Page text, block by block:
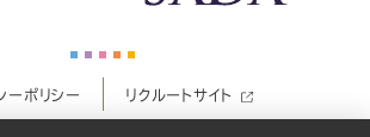
ツ
ー
ツ
ー
ツ ツ
ツ
ーポリシー リクルートサイト